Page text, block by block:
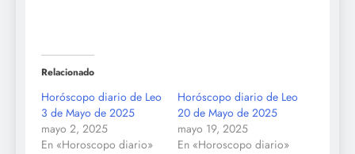
Relacionado
Horóscopo diario de Leo
3 de Mayo de 2025
mayo 2, 2025
En «Horoscopo diario»
Horóscopo diario de Leo
20 de Mayo de 2025
mayo 19, 2025
En «Horoscopo diario»